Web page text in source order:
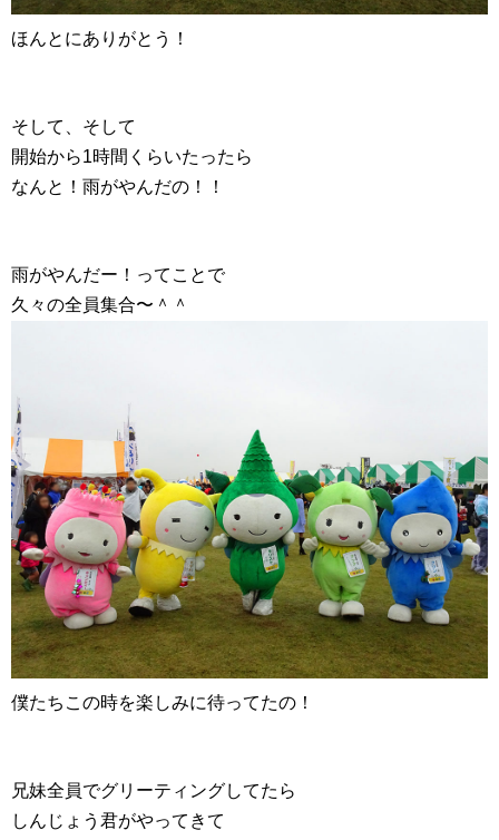
ほんとにありがとう！
そして、そして
開始から1時間くらいたったら
なんと！雨がやんだの！！
雨がやんだー！ってことで
久々の全員集合〜＾＾
僕たちこの時を楽しみに待ってたの！
兄妹全員でグリーティングしてたら
しんじょう君がやってきて